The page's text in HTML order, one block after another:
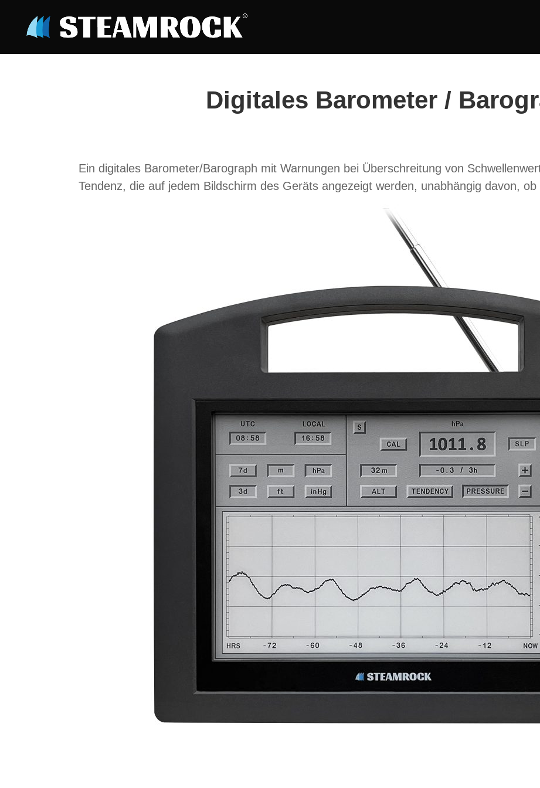
Digitales Barometer /
Ein digitales Barometer/Barograph mit Warnungen bei Überschreitung von
Tendenz, die auf jedem Bildschirm des Geräts angezeigt werden, unabhängig davon,